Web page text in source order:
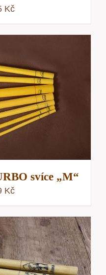
Kč
svíce „M“
Kč